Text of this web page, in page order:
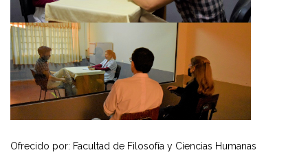
Ofrecido por: Facultad de Filosofía y Ciencias Humanas